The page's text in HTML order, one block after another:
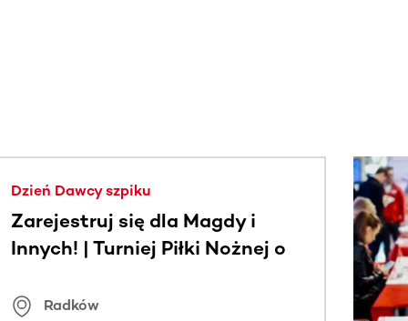
Dzień Dawcy szpiku
Zarejestruj się dla Magdy i
Innych! | Turniej Piłki Nożnej o
Radków